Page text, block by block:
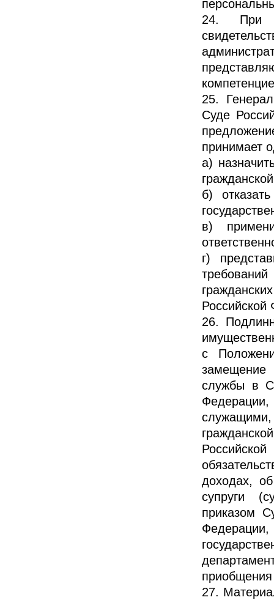
24. При
25.
Суде
принимает
а)
б)
в)
г)
Российской
26.
с
замещение
службы в
служащими,
доходах,
супруги
приказом
27.